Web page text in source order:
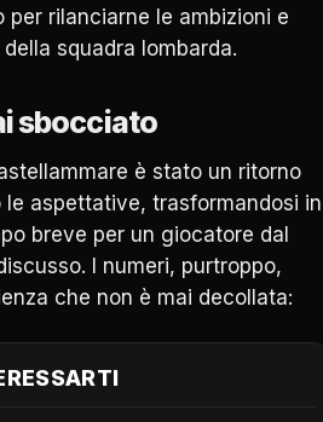
per rilanciarne le ambizioni e
squadra lombarda.
sbocciato
è stato un ritorno
aspettative, trasformandosi in
breve per un giocatore dal
I numeri, purtroppo,
che non è mai decollata: